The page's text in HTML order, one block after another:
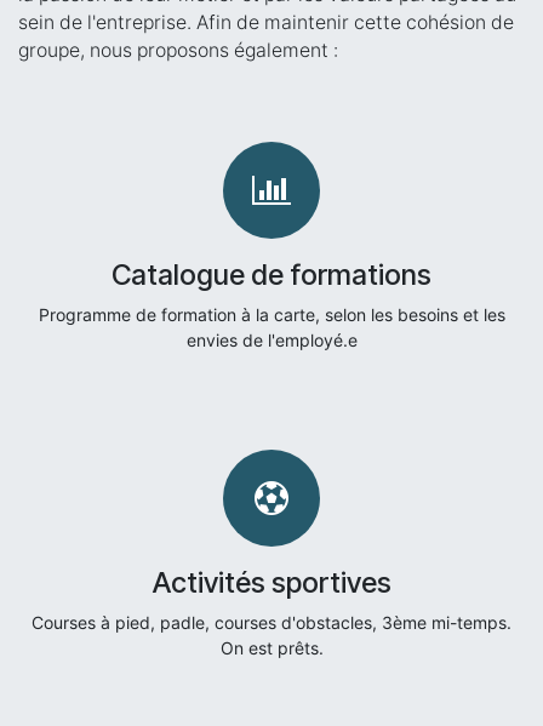
sein de l'entreprise. Afin de maintenir cette cohésion de
groupe, nous proposons également :
Catalogue de formations
Programme de formation à la carte, selon les besoins et les
envies de l'employé.e
Activités sportives
Courses à pied, padle, courses d'obstacles, 3ème mi-temps.
On est prêts.